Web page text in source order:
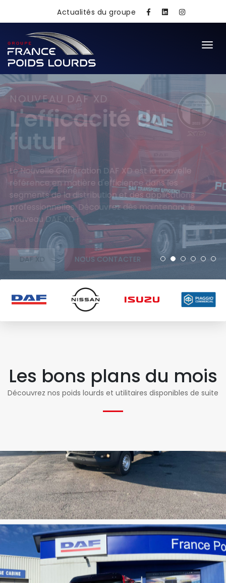
Actualités du groupe
NOUVELLE GÉNÉRATION DAF
Start the Future
Distributeur DAF depuis plusieurs décennies, le
Groupe France Poids Lourds est un acteur
incontournable du Grand Ouest de la France.
Découvrez dès maintenant la nouvelle gamme
!
DAF NOUS CONTACTER
Les bons plans du mois
Découvrez nos poids lourds et utilitaires disponibles de suite